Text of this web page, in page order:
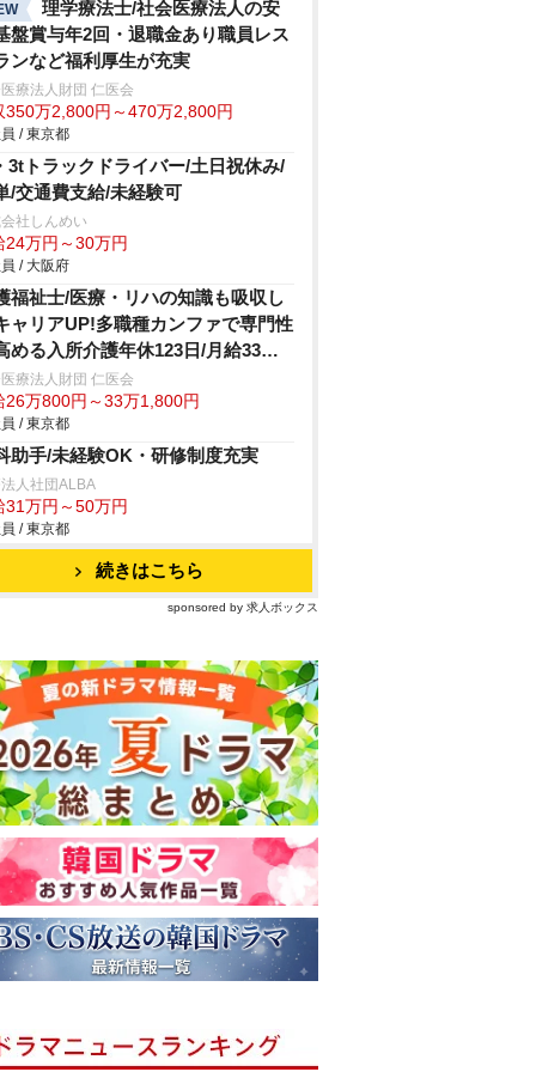
理学療法士/社会医療法人の安
盤賞与年2回・退職金あり職員レス
ンなど福利厚生が充実
療法人財団 仁医会
350万2,800円～470万2,800円
/ 東京都
3tトラックドライバー/土日祝休み/
/交通費支給/未経験可
社しんめい
24万円～30万円
/ 大阪府
福祉士/医療・リハの知識も吸収し
ャリアUP!多職種カンファで専門性
める入所介護年休123日/月給33万
療法人財団 仁医会
26万800円～33万1,800円
/ 東京都
助手/未経験OK・研修制度充実
人社団ALBA
31万円～50万円
/ 東京都
続きはこちら
sponsored by 求人ボックス